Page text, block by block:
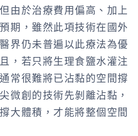
由於治療費用偏高、加上
期，雖然此項技術在國外
界仍未普遍以此療法為優
，若只將生理食鹽水灌注
常很難將已沾黏的空間撐
微創的技術先剝離沾黏，
大體積，才能將整個空間